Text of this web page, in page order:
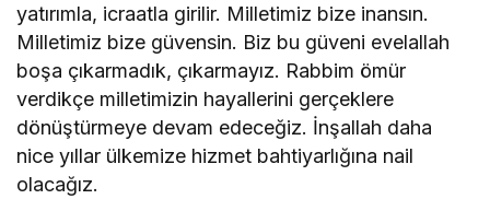
yatırımla, icraatla girilir. Milletimiz bize inansın.
Milletimiz bize güvensin. Biz bu güveni evelallah
boşa çıkarmadık, çıkarmayız. Rabbim ömür
verdikçe milletimizin hayallerini gerçeklere
dönüştürmeye devam edeceğiz. İnşallah daha
nice yıllar ülkemize hizmet bahtiyarlığına nail
olacağız.